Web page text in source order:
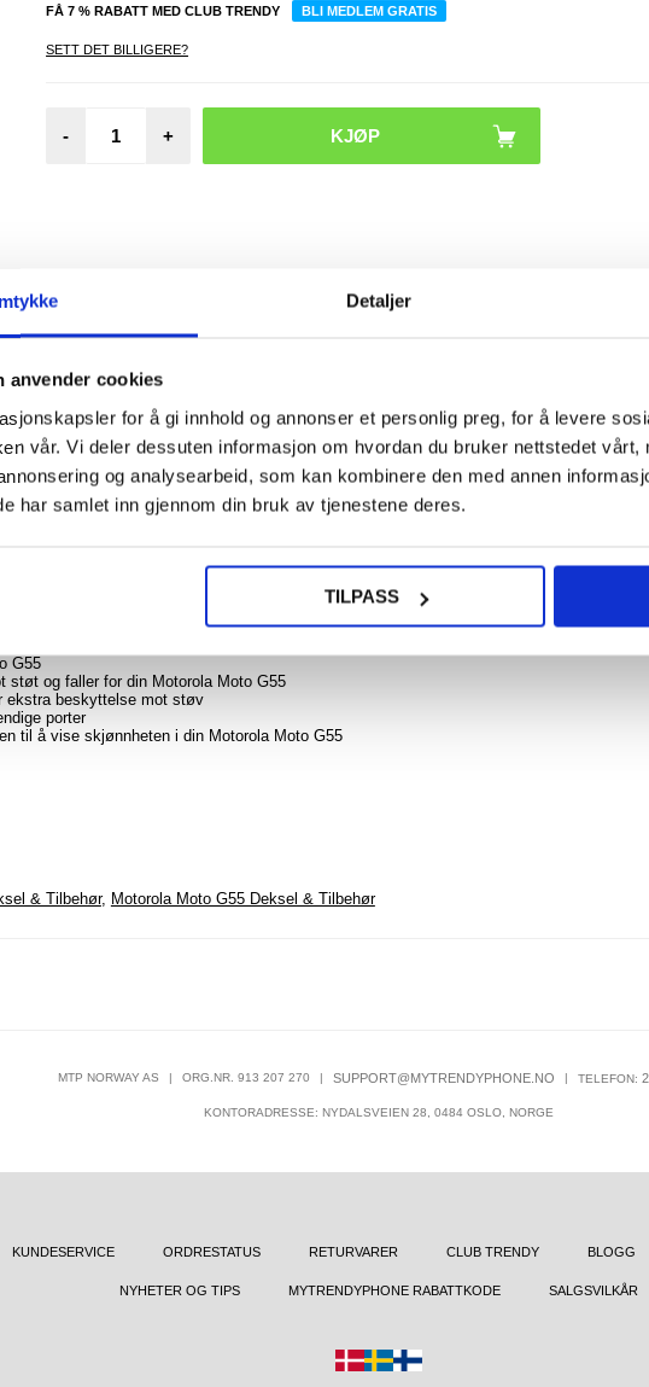
Detaljer
anvender cookies
for å gi innhold og annonser et personlig preg, for å levere
vår. Vi deler dessuten informasjon om hvordan du bruker nettstedet vårt,
og analysearbeid, som kan kombinere den med annen
har samlet inn gjennom din bruk av tjenestene deres.
TILPASS
FÅ 7 % RABATT MED CLUB TRENDY BLI MEDLEM GRATIS
SETT DET BILLIGERE?
- +
DU PÅ NOE? SPØR OSS!
beskytte din dyrebare Motorola Moto G55 mot hverdagsskader uten å påvirke utseendet.
og med forsterkede hjørner for mer effektiv beskyttelse. Utrolig lett, det enkelt
G55
støt og faller for din Motorola Moto G55
ekstra beskyttelse mot støv
porter
til å vise skjønnheten i din Motorola Moto G55
& Tilbehør, Motorola Moto G55 Deksel & Tilbehør
med
MTP NORWAY AS | ORG.NR. 913 207 270 | SUPPORT@MYTRENDYPHONE.NO | TELEFON:
KONTORADRESSE: NYDALSVEIEN 28, 0484 OSLO, NORGE
KUNDESERVICE ORDRESTATUS RETURVARER CLUB TRENDY BLOGG
NYHETER OG TIPS MYTRENDYPHONE RABATTKODE SALGSVILKÅR